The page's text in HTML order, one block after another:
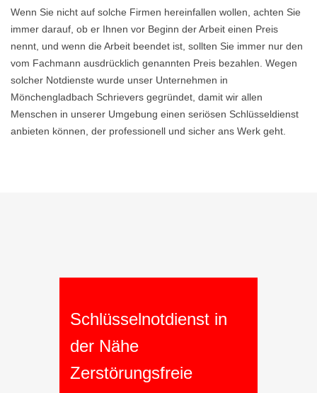
Wenn Sie nicht auf solche Firmen hereinfallen wollen, achten Sie
immer darauf, ob er Ihnen vor Beginn der Arbeit einen Preis
nennt, und wenn die Arbeit beendet ist, sollten Sie immer nur den
vom Fachmann ausdrücklich genannten Preis bezahlen. Wegen
solcher Notdienste wurde unser Unternehmen in
Mönchengladbach Schrievers gegründet, damit wir allen
Menschen in unserer Umgebung einen seriösen Schlüsseldienst
anbieten können, der professionell und sicher ans Werk geht.
Schlüsselnotdienst in
der Nähe
Zerstörungsfreie